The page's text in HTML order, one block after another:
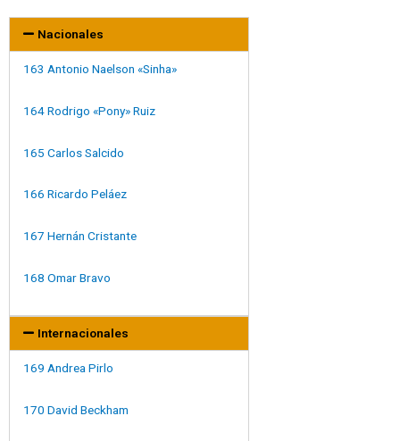
Nacionales
163 Antonio Naelson «Sinha»
164 Rodrigo «Pony» Ruiz
165 Carlos Salcido
166 Ricardo Peláez
167 Hernán Cristante
168 Omar Bravo
Internacionales
169 Andrea Pirlo
170 David Beckham